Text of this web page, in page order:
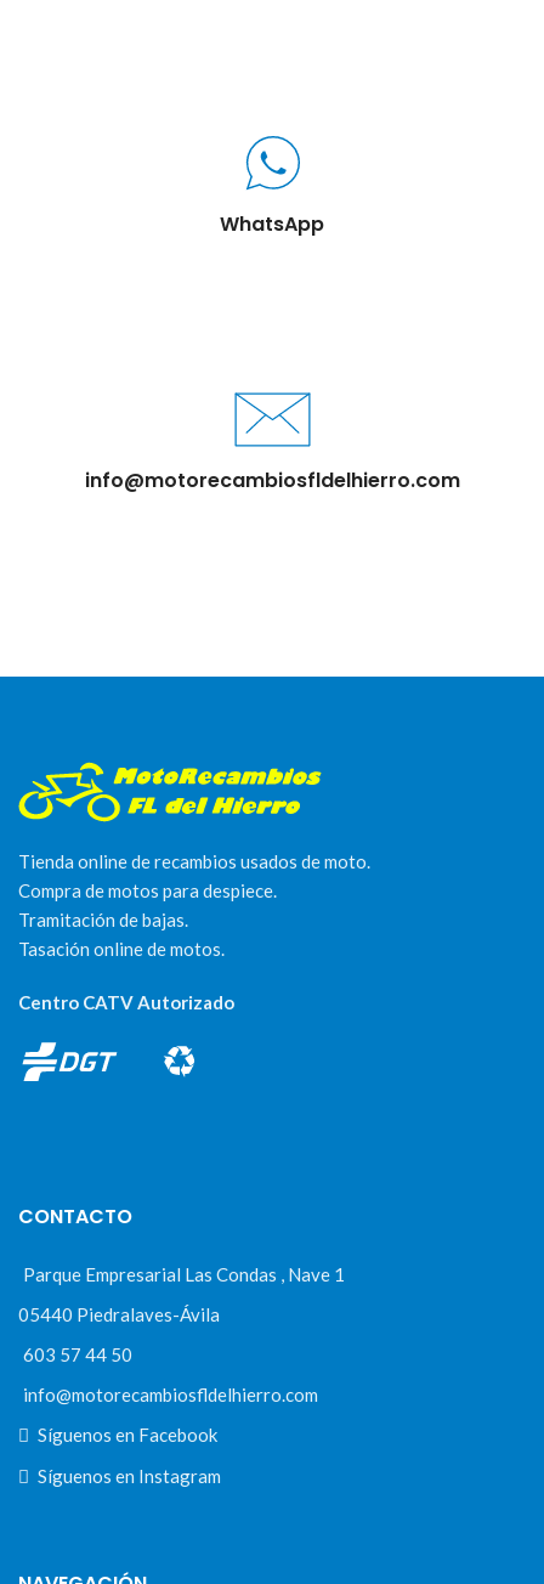
WhatsApp
info@motorecambiosfldelhierro.com
Tienda online de recambios usados de moto.
Compra de motos para despiece.
Tramitación de bajas.
Tasación online de motos.
Centro CATV Autorizado
CONTACTO
Parque Empresarial Las Condas , Nave 1
05440 Piedralaves-Ávila
603 57 44 50
info@motorecambiosfldelhierro.com
Síguenos en Facebook
Síguenos en Instagram